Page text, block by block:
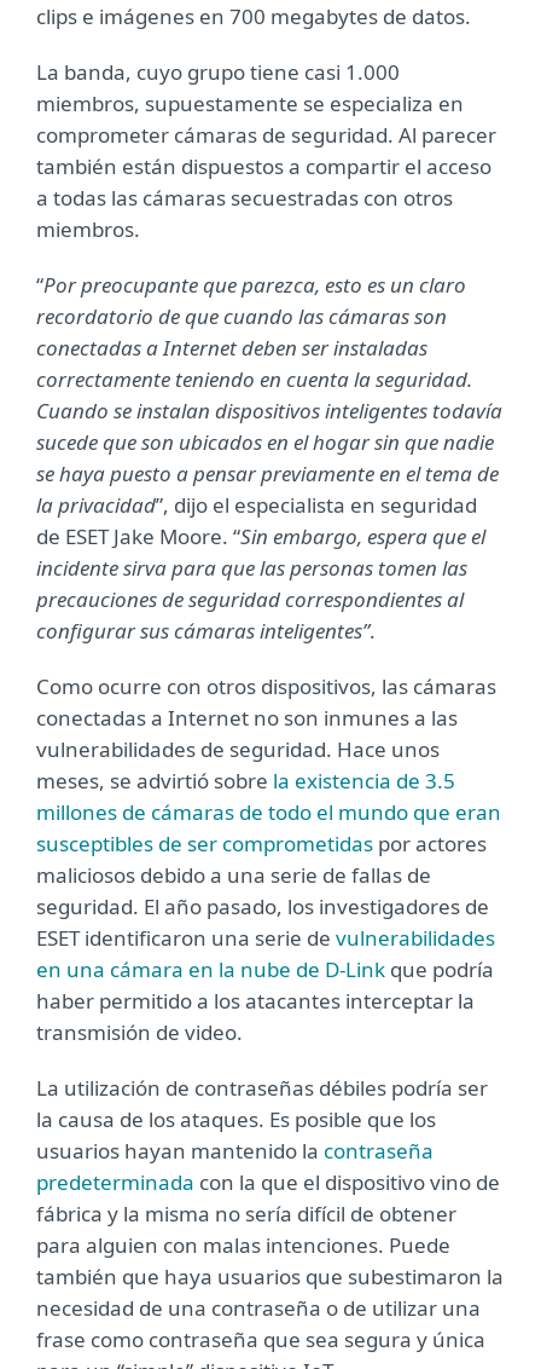
clips e imágenes en 700 megabytes de datos.
La banda, cuyo grupo tiene casi 1.000
miembros, supuestamente se especializa en
comprometer cámaras de seguridad. Al parecer
también están dispuestos a compartir el acceso
a todas las cámaras secuestradas con otros
miembros.
“Por preocupante que parezca, esto es un claro
recordatorio de que cuando las cámaras son
conectadas a Internet deben ser instaladas
correctamente teniendo en cuenta la seguridad.
Cuando se instalan dispositivos inteligentes todavía
sucede que son ubicados en el hogar sin que nadie
se haya puesto a pensar previamente en el tema de
la privacidad”, dijo el especialista en seguridad
de ESET Jake Moore. “Sin embargo, espera que el
incidente sirva para que las personas tomen las
precauciones de seguridad correspondientes al
configurar sus cámaras inteligentes”.
Como ocurre con otros dispositivos, las cámaras
conectadas a Internet no son inmunes a las
vulnerabilidades de seguridad. Hace unos
meses, se advirtió sobre la existencia de 3.5
millones de cámaras de todo el mundo que eran
susceptibles de ser comprometidas por actores
maliciosos debido a una serie de fallas de
seguridad. El año pasado, los investigadores de
ESET identificaron una serie de vulnerabilidades
en una cámara en la nube de D-Link que podría
haber permitido a los atacantes interceptar la
transmisión de video.
La utilización de contraseñas débiles podría ser
la causa de los ataques. Es posible que los
usuarios hayan mantenido la contraseña
predeterminada con la que el dispositivo vino de
fábrica y la misma no sería difícil de obtener
para alguien con malas intenciones. Puede
también que haya usuarios que subestimaron la
necesidad de una contraseña o de utilizar una
frase como contraseña que sea segura y única